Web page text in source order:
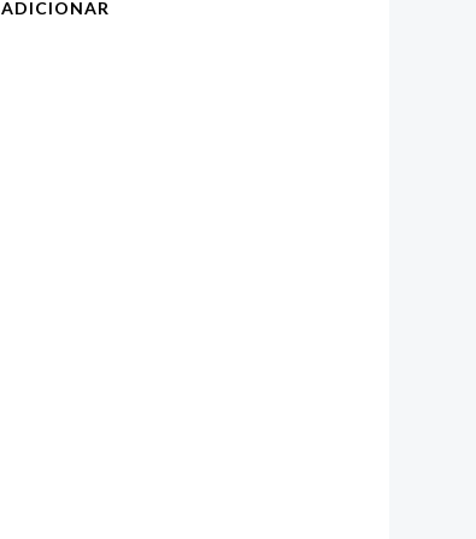
ADICIONAR